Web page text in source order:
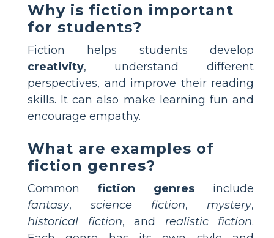
Why is fiction important
for students?
Fiction helps students develop
creativity, understand different
perspectives, and improve their reading
skills. It can also make learning fun and
encourage empathy.
What are examples of
fiction genres?
Common fiction genres include
fantasy, science fiction, mystery,
historical fiction, and realistic fiction.